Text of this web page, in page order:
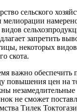
сельского
намерено
запретить
некоторых
скота.
важно обеспечить
повышения цен на
не сможет
Тилек